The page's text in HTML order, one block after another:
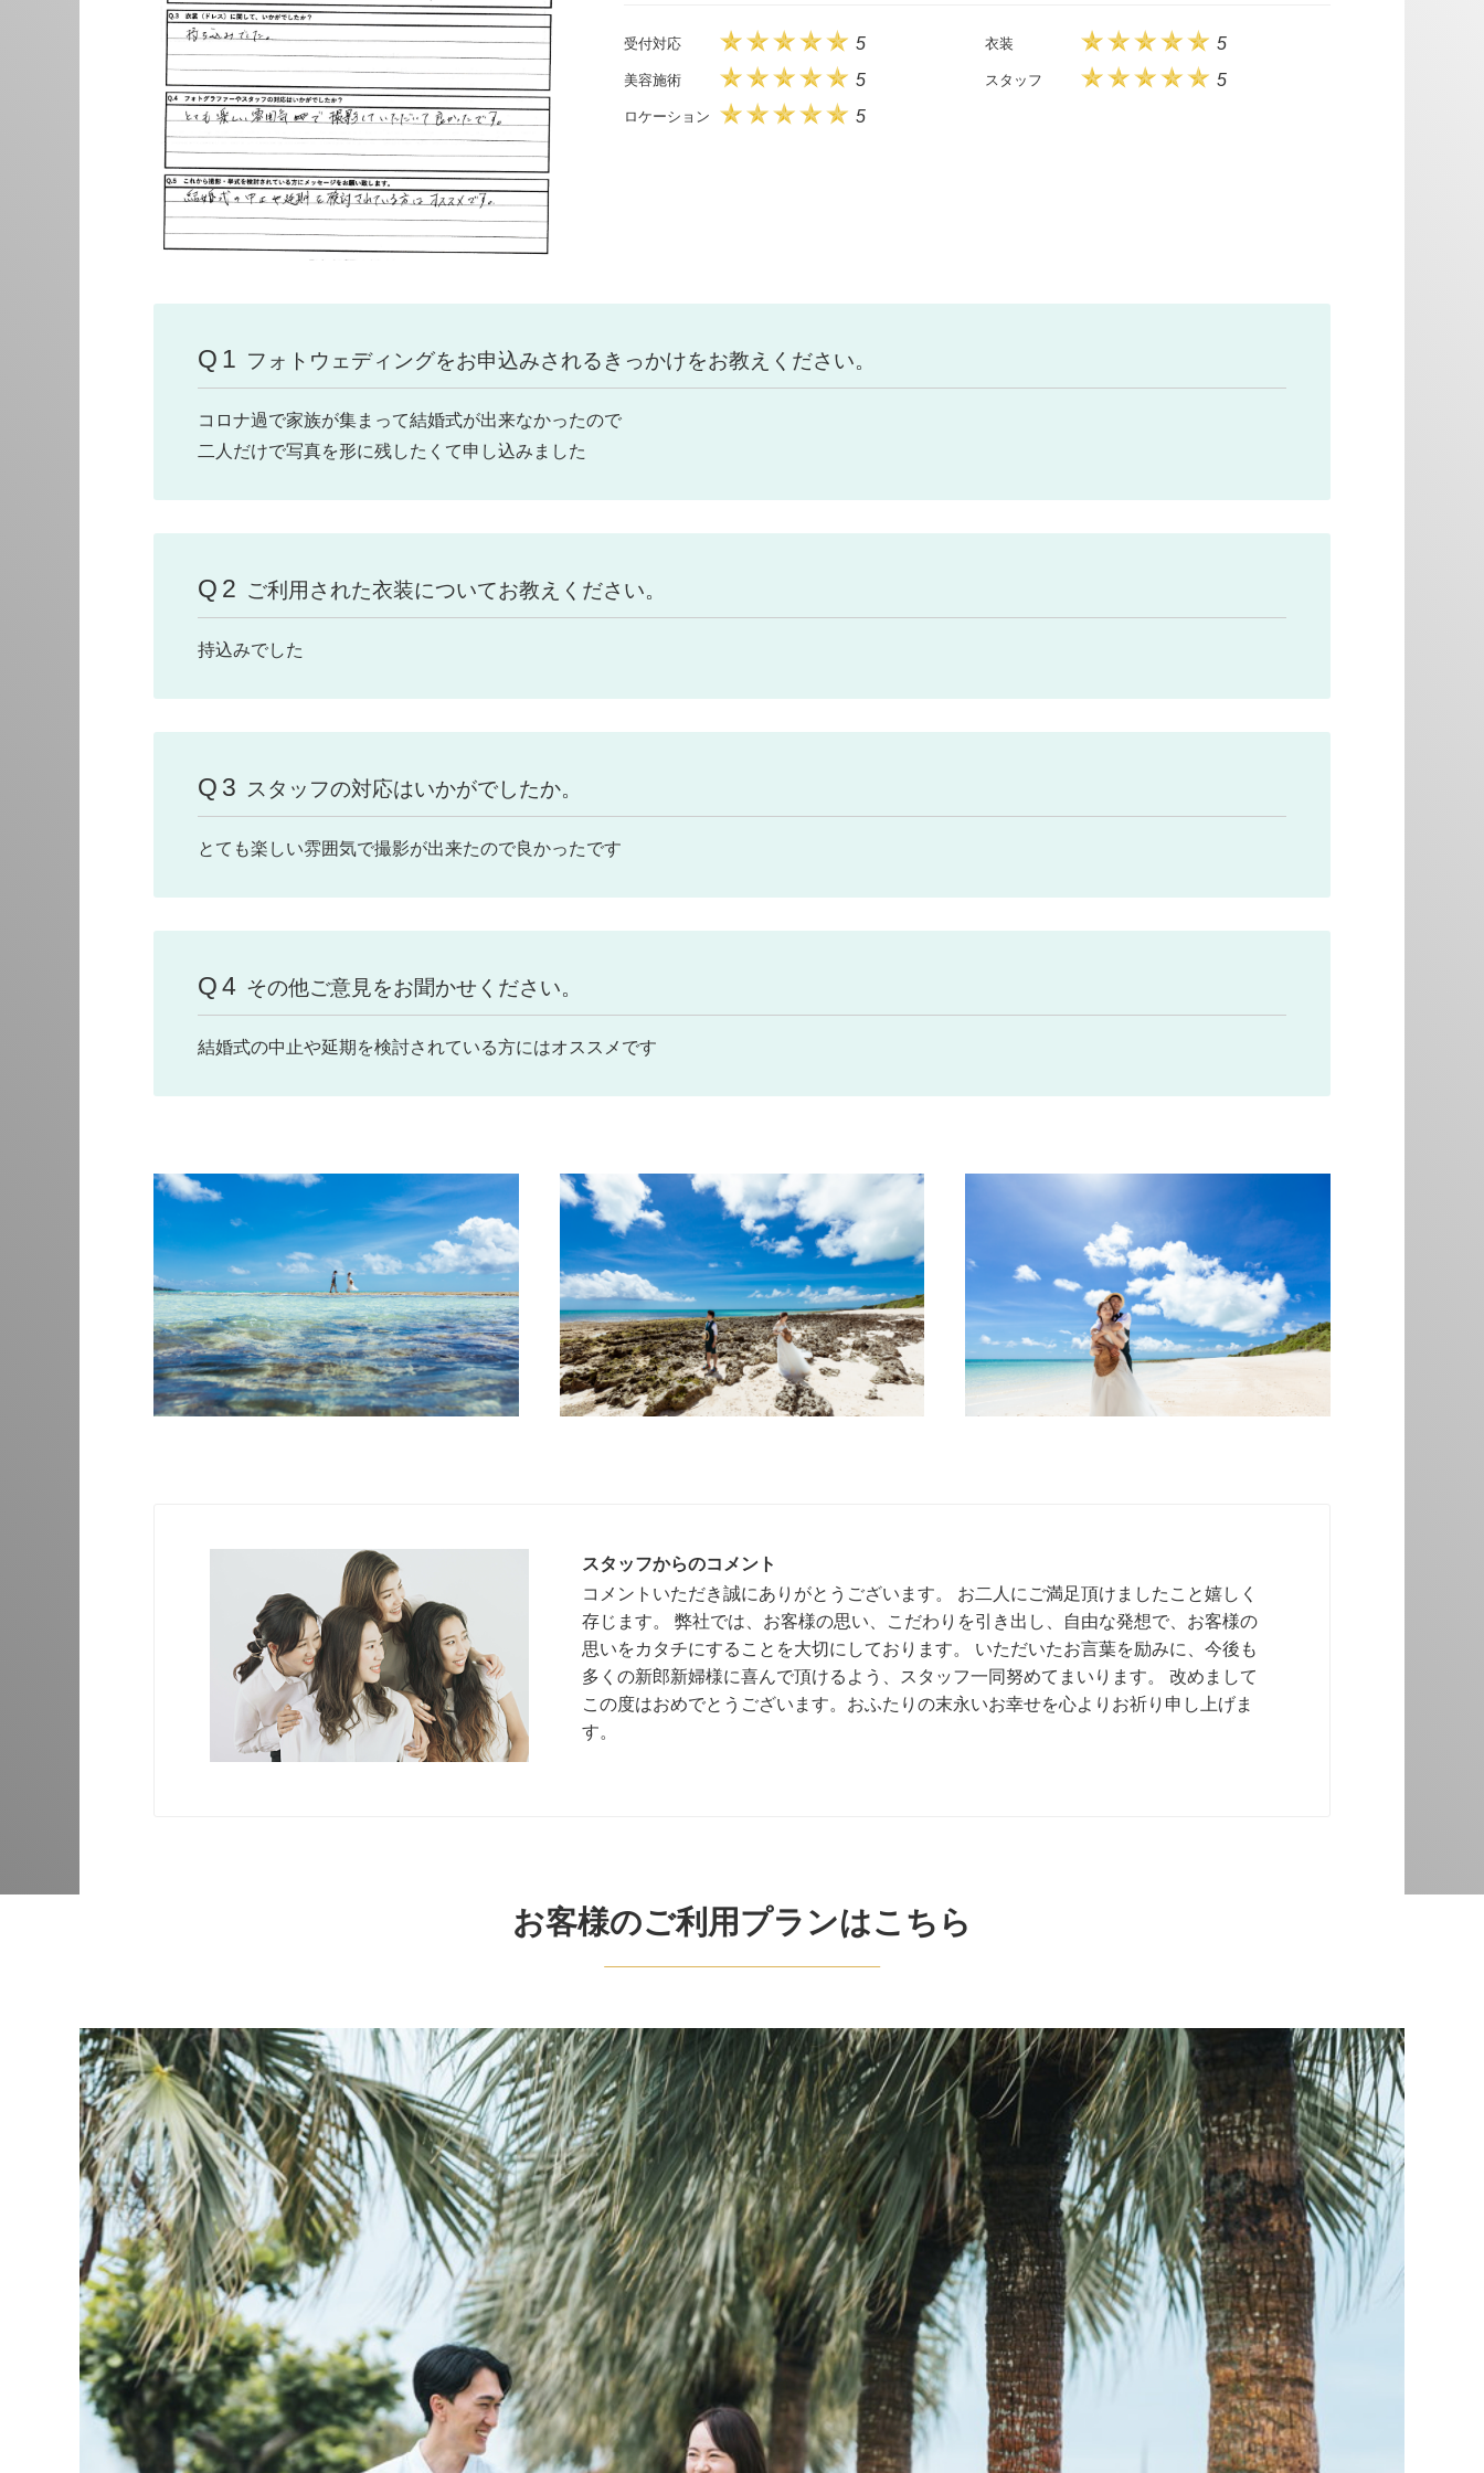
受付対応 5 衣装 5
美容施術 5 スタッフ 5
ロケーション 5
Q1 フォトウェディングをお申込みされるきっかけをお教えください。
コロナ過で家族が集まって結婚式が出来なかったので
二人だけで写真を形に残したくて申し込みました
Q2 ご利用された衣装についてお教えください。
持込みでした
Q3 スタッフの対応はいかがでしたか。
とても楽しい雰囲気で撮影が出来たので良かったです
Q4 その他ご意見をお聞かせください。
結婚式の中止や延期を検討されている方にはオススメです
スタッフからのコメント
コメントいただき誠にありがとうございます。 お二人にご満足頂けましたこと嬉しく
存じます。 弊社では、お客様の思い、こだわりを引き出し、自由な発想で、お客様の
思いをカタチにすることを大切にしております。 いただいたお言葉を励みに、今後も
多くの新郎新婦様に喜んで頂けるよう、スタッフ一同努めてまいります。 改めまして
この度はおめでとうございます。おふたりの末永いお幸せを心よりお祈り申し上げま
す。
お客様のご利用プランはこちら